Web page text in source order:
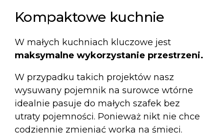
Kompaktowe kuchnie
W małych kuchniach kluczowe jest
maksymalne wykorzystanie przestrzeni.
W przypadku takich projektów nasz
wysuwany pojemnik na surowce wtórne
idealnie pasuje do małych szafek bez
utraty pojemności. Ponieważ nikt nie chce
codziennie zmieniać worka na śmieci.